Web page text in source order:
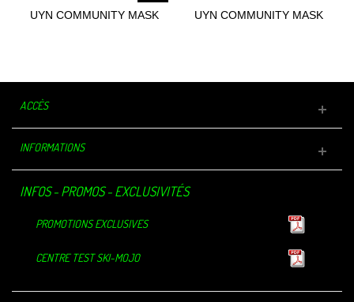
UYN COMMUNITY MASK
UYN COMMUNITY MASK
ACCÈS
INFORMATIONS
INFOS - PROMOS - EXCLUSIVITÉS
PROMOTIONS EXCLUSIVES
CENTRE TEST SKI-MOJO